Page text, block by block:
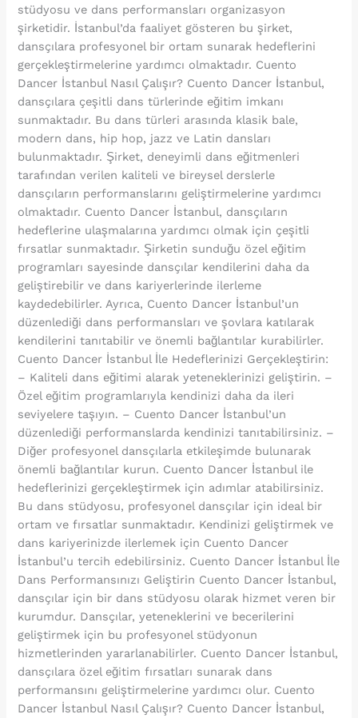
stüdyosu ve dans performansları organizasyon
şirketidir. İstanbul’da faaliyet gösteren bu şirket,
dansçılara profesyonel bir ortam sunarak hedeflerini
gerçekleştirmelerine yardımcı olmaktadır. Cuento
Dancer İstanbul Nasıl Çalışır? Cuento Dancer İstanbul,
dansçılara çeşitli dans türlerinde eğitim imkanı
sunmaktadır. Bu dans türleri arasında klasik bale,
modern dans, hip hop, jazz ve Latin dansları
bulunmaktadır. Şirket, deneyimli dans eğitmenleri
tarafından verilen kaliteli ve bireysel derslerle
dansçıların performanslarını geliştirmelerine yardımcı
olmaktadır. Cuento Dancer İstanbul, dansçıların
hedeflerine ulaşmalarına yardımcı olmak için çeşitli
fırsatlar sunmaktadır. Şirketin sunduğu özel eğitim
programları sayesinde dansçılar kendilerini daha da
geliştirebilir ve dans kariyerlerinde ilerleme
kaydedebilirler. Ayrıca, Cuento Dancer İstanbul’un
düzenlediği dans performansları ve şovlara katılarak
kendilerini tanıtabilir ve önemli bağlantılar kurabilirler.
Cuento Dancer İstanbul İle Hedeflerinizi Gerçekleştirin:
– Kaliteli dans eğitimi alarak yeteneklerinizi geliştirin. –
Özel eğitim programlarıyla kendinizi daha da ileri
seviyelere taşıyın. – Cuento Dancer İstanbul’un
düzenlediği performanslarda kendinizi tanıtabilirsiniz. –
Diğer profesyonel dansçılarla etkileşimde bulunarak
önemli bağlantılar kurun. Cuento Dancer İstanbul ile
hedeflerinizi gerçekleştirmek için adımlar atabilirsiniz.
Bu dans stüdyosu, profesyonel dansçılar için ideal bir
ortam ve fırsatlar sunmaktadır. Kendinizi geliştirmek ve
dans kariyerinizde ilerlemek için Cuento Dancer
İstanbul’u tercih edebilirsiniz. Cuento Dancer İstanbul İle
Dans Performansınızı Geliştirin Cuento Dancer İstanbul,
dansçılar için bir dans stüdyosu olarak hizmet veren bir
kurumdur. Dansçılar, yeteneklerini ve becerilerini
geliştirmek için bu profesyonel stüdyonun
hizmetlerinden yararlanabilirler. Cuento Dancer İstanbul,
dansçılara özel eğitim fırsatları sunarak dans
performansını geliştirmelerine yardımcı olur. Cuento
Dancer İstanbul Nasıl Çalışır? Cuento Dancer İstanbul,